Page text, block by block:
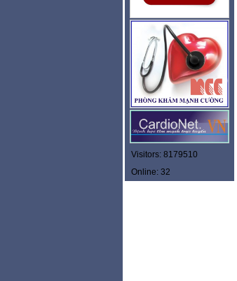
Visitors: 8179510
Online: 32